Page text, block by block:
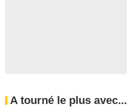
A tourné le plus avec...